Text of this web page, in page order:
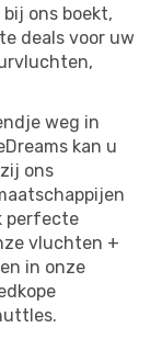
ons boekt,
deals voor uw
weg in
kan u
ons
perfecte
vluchten +
in onze